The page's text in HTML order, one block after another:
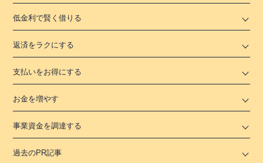
低金利で賢く借りる
返済をラクにする
支払いをお得にする
お金を増やす
事業資金を調達する
過去のPR記事